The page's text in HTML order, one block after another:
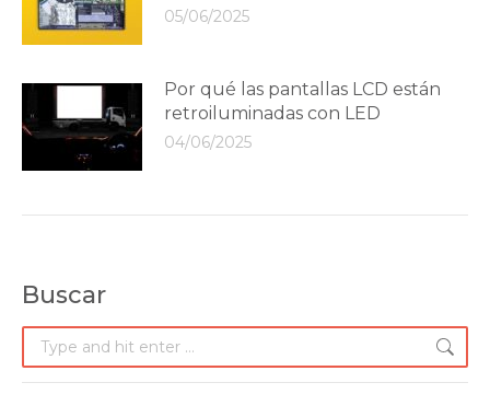
05/06/2025
Por qué las pantallas LCD están
retroiluminadas con LED
04/06/2025
Buscar
Search: